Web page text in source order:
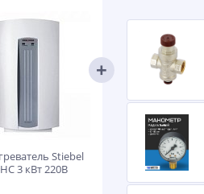
Stiebel
3 кВт 220В